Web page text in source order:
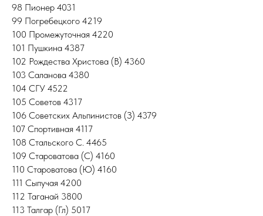
98 Пионер 4031
99 Погребецкого 4219
100 Промежуточная 4220
101 Пушкина 4387
102 Рождества Христова (В) 4360
103 Саланова 4380
104 СГУ 4522
105 Советов 4317
106 Советских Альпинистов (З) 4379
107 Спортивная 4117
108 Стальского С. 4465
109 Староватова (С) 4160
110 Староватова (Ю) 4160
111 Сыпучая 4200
112 Таганай 3800
113 Талгар (Гл) 5017